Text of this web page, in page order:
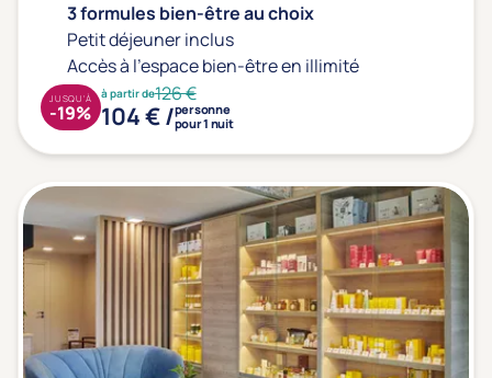
3 formules bien-être au choix
Petit déjeuner inclus
Accès à l'espace bien-être en illimité
à partir de126 €
104 € /personne
pour 1 nuit
JUSQU'À
-19%